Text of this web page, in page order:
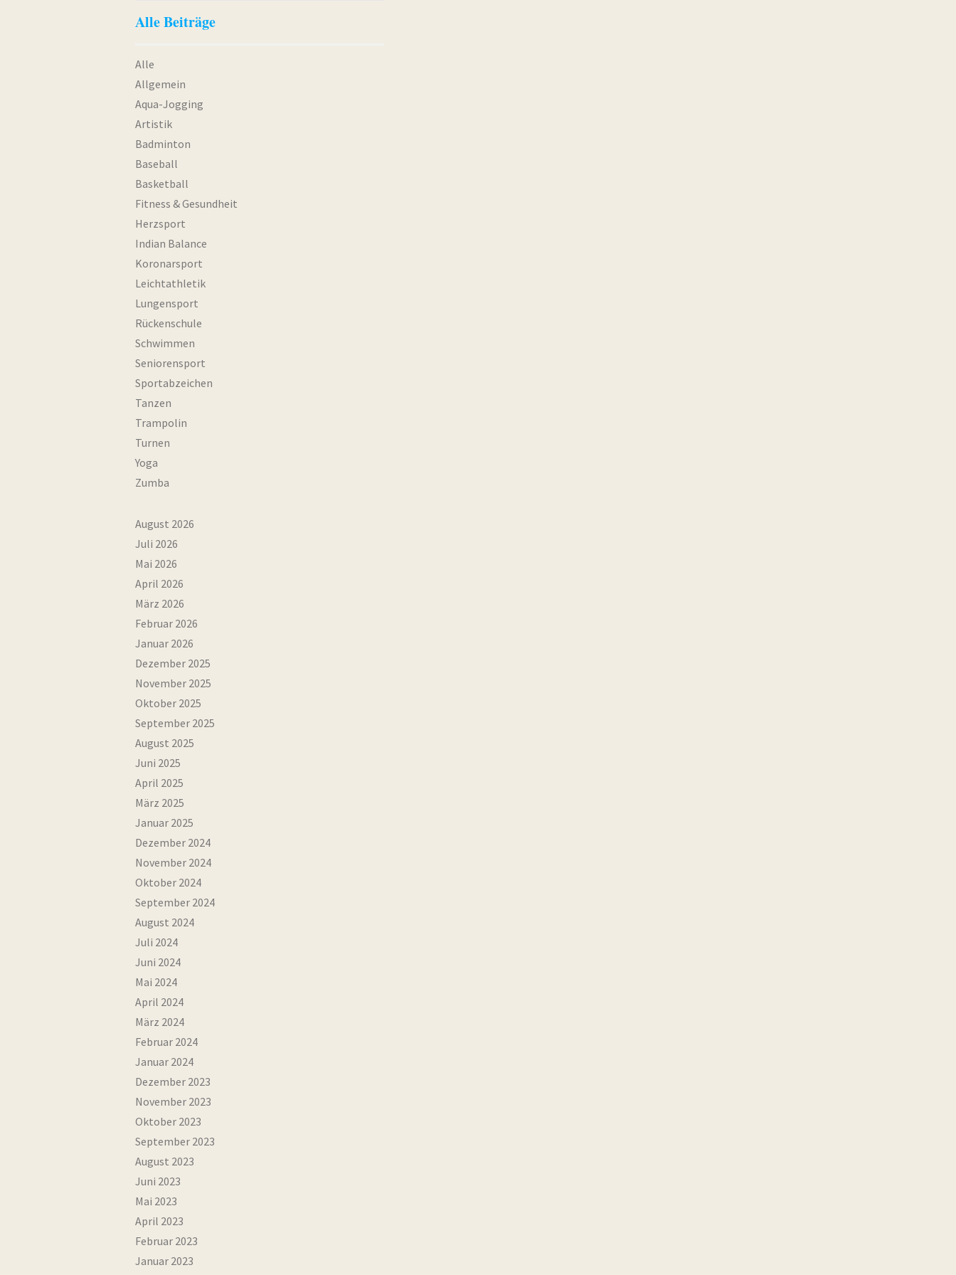
Alle Beiträge
Alle
Allgemein
Aqua-Jogging
Artistik
Badminton
Baseball
Basketball
Fitness & Gesundheit
Herzsport
Indian Balance
Koronarsport
Leichtathletik
Lungensport
Rückenschule
Schwimmen
Seniorensport
Sportabzeichen
Tanzen
Trampolin
Turnen
Yoga
Zumba
August 2026
Juli 2026
Mai 2026
April 2026
März 2026
Februar 2026
Januar 2026
Dezember 2025
November 2025
Oktober 2025
September 2025
August 2025
Juni 2025
April 2025
März 2025
Januar 2025
Dezember 2024
November 2024
Oktober 2024
September 2024
August 2024
Juli 2024
Juni 2024
Mai 2024
April 2024
März 2024
Februar 2024
Januar 2024
Dezember 2023
November 2023
Oktober 2023
September 2023
August 2023
Juni 2023
Mai 2023
April 2023
Februar 2023
Januar 2023